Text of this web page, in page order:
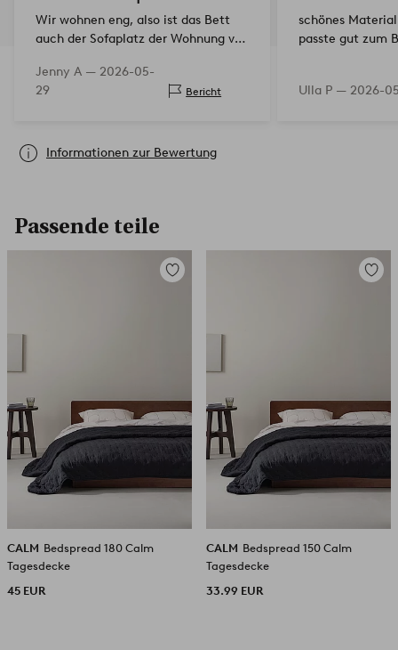
Wir wohnen eng, also ist das Bett
auch der Sofaplatz der Wohnung vor
wirklich schön und hübsch. Auch
ziemlich dünn und leicht zu
Jenny A — 2026-05-
29
Bericht
schönes
passte gut zum
Ulla P — 2026-
Informationen zur Bewertung
Passende teile
Zu
CALM Bedspread 180 Calm
Tagesdecke
45 EUR
Zu
CALM Bedspread 150 Calm
Tagesdecke
33.99 EUR